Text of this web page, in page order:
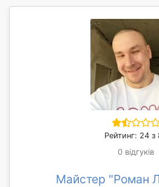
Рейтинг: 24 з
0 відгуків
Майстер "Роман